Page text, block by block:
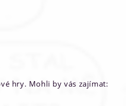
hry. Mohli by vás zajímat: